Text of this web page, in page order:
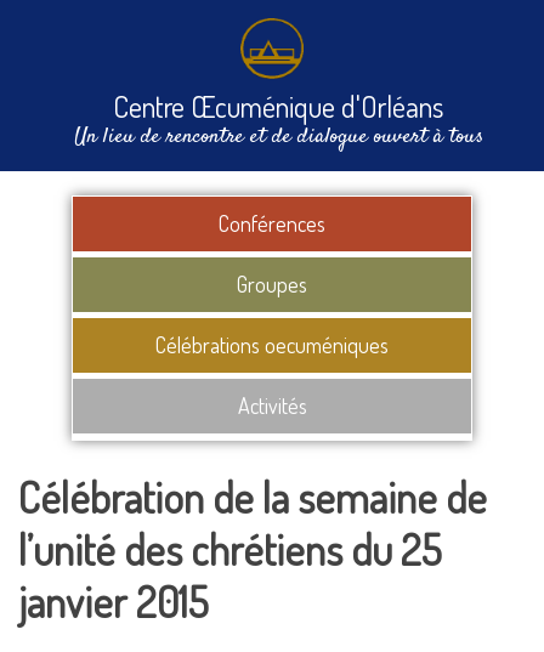
Centre Œcuménique d'Orléans
Un lieu de rencontre et de dialogue ouvert à tous
Conférences
Groupes
Célébrations oecuméniques
Activités
Célébration de la semaine de
l’unité des chrétiens du 25
janvier 2015